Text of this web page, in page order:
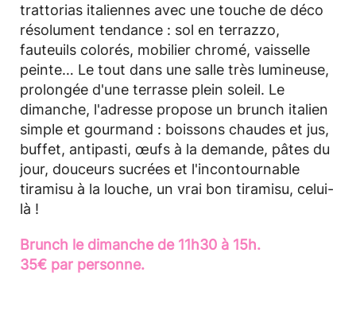
trattorias italiennes avec une touche de déco
résolument tendance : sol en terrazzo,
fauteuils colorés, mobilier chromé, vaisselle
peinte… Le tout dans une salle très lumineuse,
prolongée d'une terrasse plein soleil. Le
dimanche, l'adresse propose un brunch italien
simple et gourmand : boissons chaudes et jus,
buffet, antipasti, œufs à la demande, pâtes du
jour, douceurs sucrées et l'incontournable
tiramisu à la louche, un vrai bon tiramisu, celui-
là !
Brunch le dimanche de 11h30 à 15h.
35€ par personne.